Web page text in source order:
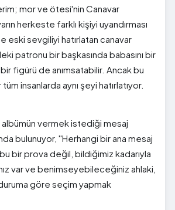
mor ve ötesi'nin Canavar
herkeste farklı kişiyi uyandırması
eski sevgiliyi hatırlatan canavar
patronu bir başkasında babasını bir
figürü de anımsatabilir. Ancak bu
insanlarda aynı şeyi hatırlatıyor.
vermek istediği mesaj
bulunuyor, ''Herhangi bir ana mesaj
bir prova değil, bildiğimiz kadarıyla
var ve benimseyebileceğiniz ahlaki,
göre seçim yapmak